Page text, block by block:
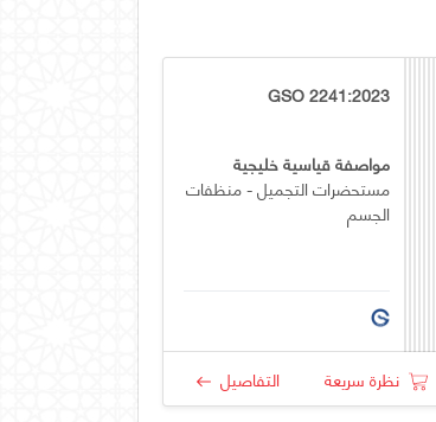
GSO 2241:2023
مواصفة قياسية خليجية
مستحضرات التجميل - منظفات
الجسم
نظرة سريعة التفاصيل